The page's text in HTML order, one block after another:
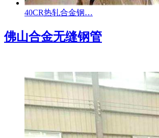
40CR热轧合金钢…
佛山合金无缝钢管